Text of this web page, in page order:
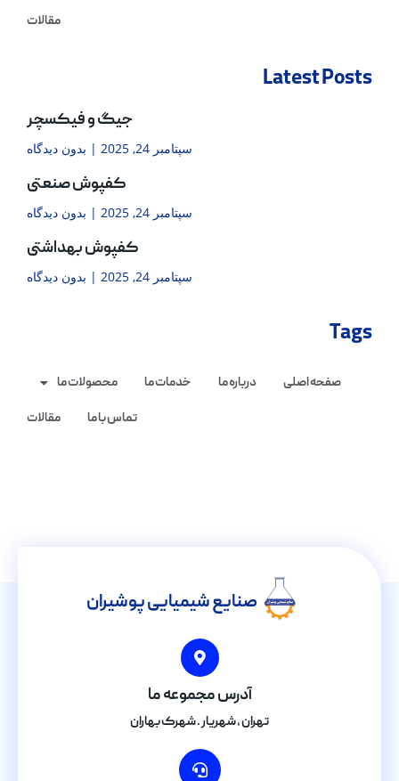
مقالات
Latest Posts
جیگ و فیکسچر
سپتامبر 24, 2025 بدون دیدگاه
کفپوش صنعتی
سپتامبر 24, 2025 بدون دیدگاه
کفپوش بهداشتی
سپتامبر 24, 2025 بدون دیدگاه
Tags
صفحه اصلی درباره ما خدمات ما
محصولات ما
تماس با ما
مقالات
صنایع شیمیایی پوشیران
آدرس مجموعه ما
تهران , شهریار . شهرک بهاران